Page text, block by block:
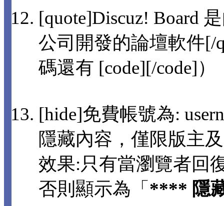
[quote]Discuz! Board
公司開發的論壇軟件
碼還有 [code][/code]）
[hide]免費帳號為:
隱藏內容，僅限版主
效果:只有當瀏覽者回
否則顯示為「 **** 隱